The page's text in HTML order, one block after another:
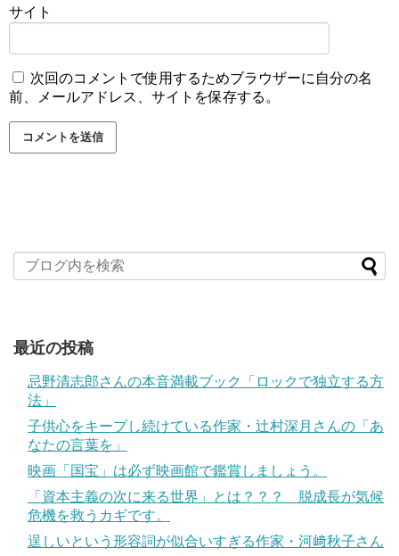
サイト
次回のコメントで使用するためブラウザーに自分の名
前、メールアドレス、サイトを保存する。
最近の投稿
忌野清志郎さんの本音満載ブック「ロックで独立する方
法」
子供心をキープし続けている作家・辻村深月さんの「あ
なたの言葉を」
映画「国宝」は必ず映画館で鑑賞しましょう。
「資本主義の次に来る世界」とは？？？ 脱成長が気候
危機を救うカギです。
逞しいという形容詞が似合いすぎる作家・河﨑秋子さん